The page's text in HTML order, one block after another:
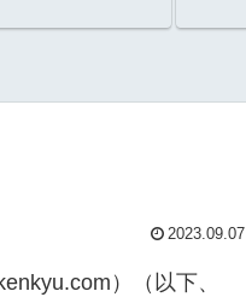
2023.09.07
）（以下、